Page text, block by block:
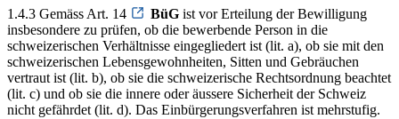
1.4.3 Gemäss Art. 14 BüG ist vor Erteilung der Bewilligung
insbesondere zu prüfen, ob die bewerbende Person in die
schweizerischen Verhältnisse eingegliedert ist (lit. a), ob sie mit den
schweizerischen Lebensgewohnheiten, Sitten und Gebräuchen
vertraut ist (lit. b), ob sie die schweizerische Rechtsordnung beachtet
(lit. c) und ob sie die innere oder äussere Sicherheit der Schweiz
nicht gefährdet (lit. d). Das Einbürgerungsverfahren ist mehrstufig.